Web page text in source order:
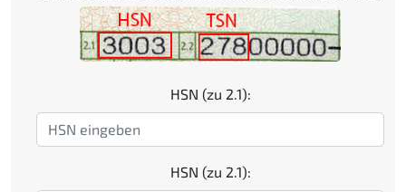
HSN (zu 2.1):
HSN (zu 2.1):